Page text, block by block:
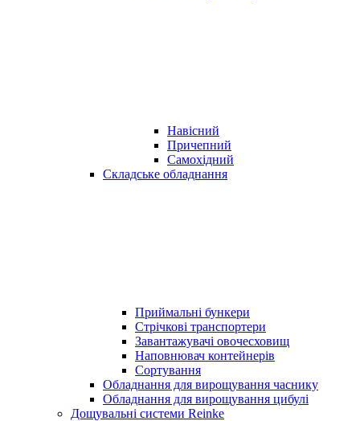
Навісний
Причепний
Самохідний
Складське обладнання
Приймальні бункери
Стрічкові транспортери
Завантажувачі овочесховищ
Наповнювач контейнерів
Сортування
Обладнання для вирощування часнику
Обладнання для вирощування цибулі
Дощувальні системи Reinke